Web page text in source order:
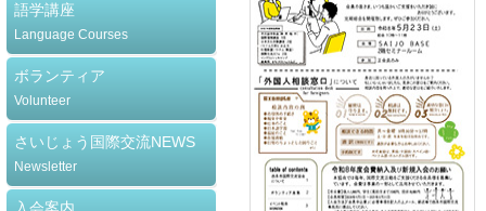
語学講座
Language Courses
ボランティア
Volunteer
さいじょう国際交流NEWS
Newsletter